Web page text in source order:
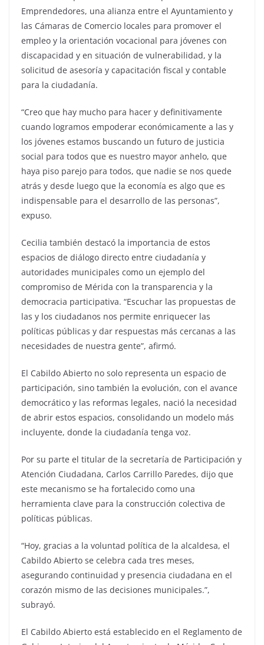
Emprendedores, una alianza entre el Ayuntamiento y
las Cámaras de Comercio locales para promover el
empleo y la orientación vocacional para jóvenes con
discapacidad y en situación de vulnerabilidad, y la
solicitud de asesoría y capacitación fiscal y contable
para la ciudadanía.
“Creo que hay mucho para hacer y definitivamente
cuando logramos empoderar económicamente a las y
los jóvenes estamos buscando un futuro de justicia
social para todos que es nuestro mayor anhelo, que
haya piso parejo para todos, que nadie se nos quede
atrás y desde luego que la economía es algo que es
indispensable para el desarrollo de las personas”,
expuso.
Cecilia también destacó la importancia de estos
espacios de diálogo directo entre ciudadanía y
autoridades municipales como un ejemplo del
compromiso de Mérida con la transparencia y la
democracia participativa. “Escuchar las propuestas de
las y los ciudadanos nos permite enriquecer las
políticas públicas y dar respuestas más cercanas a las
necesidades de nuestra gente”, afirmó.
El Cabildo Abierto no solo representa un espacio de
participación, sino también la evolución, con el avance
democrático y las reformas legales, nació la necesidad
de abrir estos espacios, consolidando un modelo más
incluyente, donde la ciudadanía tenga voz.
Por su parte el titular de la secretaría de Participación y
Atención Ciudadana, Carlos Carrillo Paredes, dijo que
este mecanismo se ha fortalecido como una
herramienta clave para la construcción colectiva de
políticas públicas.
“Hoy, gracias a la voluntad política de la alcaldesa, el
Cabildo Abierto se celebra cada tres meses,
asegurando continuidad y presencia ciudadana en el
corazón mismo de las decisiones municipales.”,
subrayó.
El Cabildo Abierto está establecido en el Reglamento de